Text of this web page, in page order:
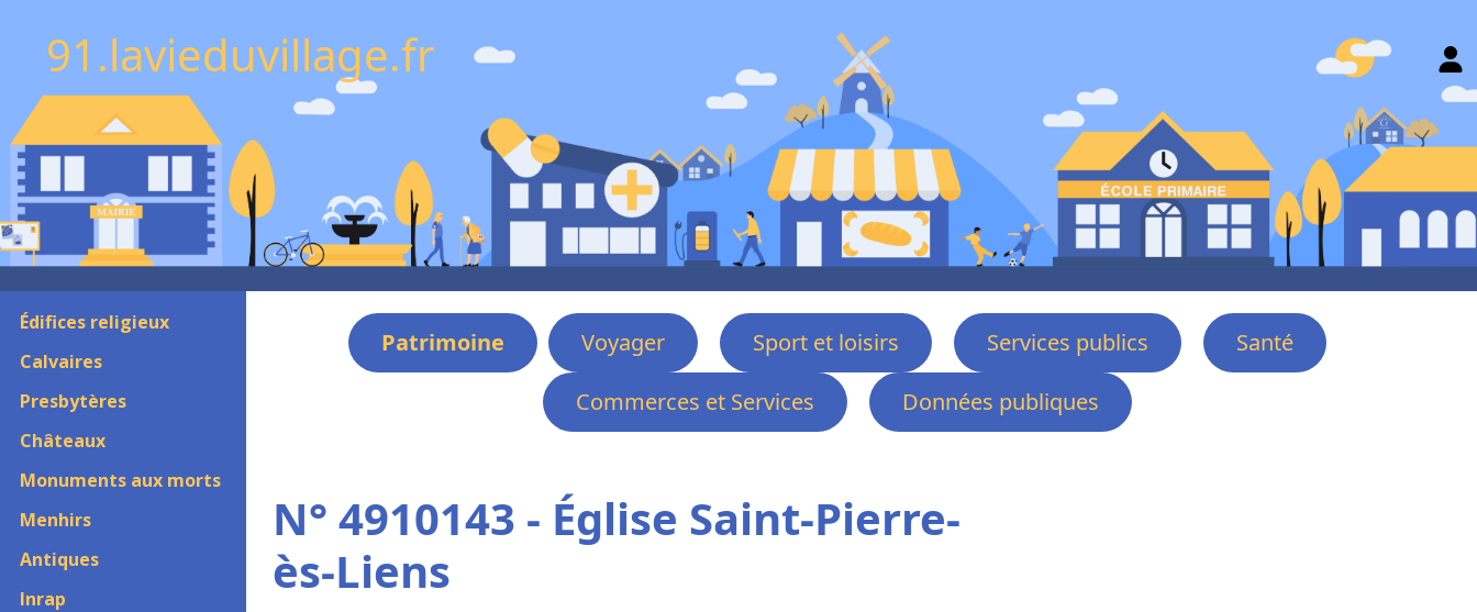
91.lavieduvillage.fr
Édifices religieux
Calvaires
Presbytères
Châteaux
Monuments aux morts
Menhirs
Antiques
Inrap
Patrimoine Voyager Sport et loisirs Services publics
Santé
Commerces et Services
Données publiques
N° 4910143 - Église Saint-Pierre-
ès-Liens